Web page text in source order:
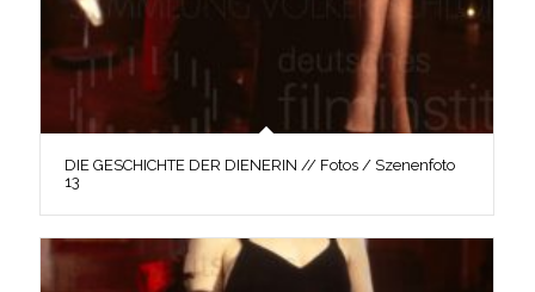
DIE GESCHICHTE DER DIENERIN // Fotos / Szenenfoto
13